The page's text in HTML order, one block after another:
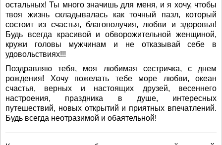
остальных! Ты много значишь для меня, и я хочу, чтобы
твоя жизнь складывалась как точный пазл, который
состоит из счастья, благополучия, любви и здоровья!
Будь всегда красивой и обворожительной женщиной,
кружи головы мужчинам и не отказывай себе в
удовольствиях!!!
Поздравляю тебя, моя любимая сестричка, с днем
рождения! Хочу пожелать тебе море любви, океан
счастья, верных и настоящих друзей, весеннего
настроения, праздника в душе, интересных
путешествий, новых открытий и приятных впечатлений.
Будь всегда неотразимой и обаятельной!